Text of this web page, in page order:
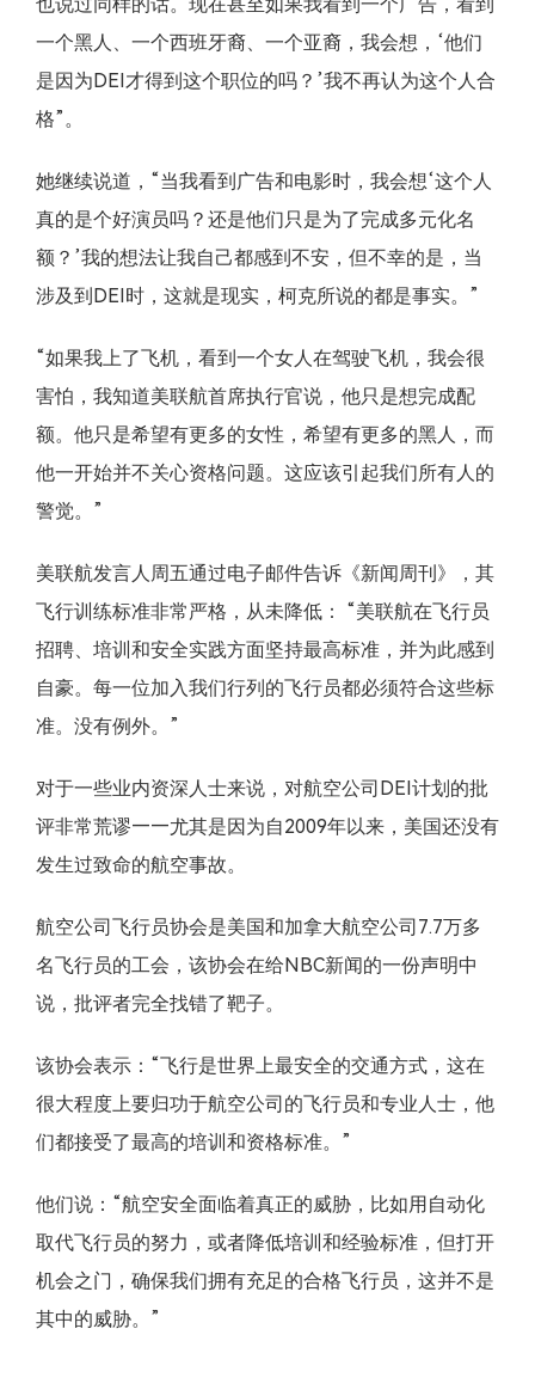
一个黑人、一个西班牙裔、一个亚裔，我会想，‘他们
是因为DEI才得到这个职位的吗？’我不再认为这个人合
格”。
她继续说道，“当我看到广告和电影时，我会想‘这个人
真的是个好演员吗？还是他们只是为了完成多元化名
额？’我的想法让我自己都感到不安，但不幸的是，当
涉及到DEI时，这就是现实，柯克所说的都是事实。”
“如果我上了飞机，看到一个女人在驾驶飞机，我会很
害怕，我知道美联航首席执行官说，他只是想完成配
额。他只是希望有更多的女性，希望有更多的黑人，而
他一开始并不关心资格问题。这应该引起我们所有人的
警觉。”
美联航发言人周五通过电子邮件告诉《新闻周刊》，其
飞行训练标准非常严格，从未降低： “美联航在飞行员
招聘、培训和安全实践方面坚持最高标准，并为此感到
自豪。每一位加入我们行列的飞行员都必须符合这些标
准。没有例外。”
对于一些业内资深人士来说，对航空公司DEI计划的批
评非常荒谬——尤其是因为自2009年以来，美国还没有
发生过致命的航空事故。
航空公司飞行员协会是美国和加拿大航空公司7.7万多
名飞行员的工会，该协会在给NBC新闻的一份声明中
说，批评者完全找错了靶子。
该协会表示：“飞行是世界上最安全的交通方式，这在
很大程度上要归功于航空公司的飞行员和专业人士，他
们都接受了最高的培训和资格标准。”
他们说：“航空安全面临着真正的威胁，比如用自动化
取代飞行员的努力，或者降低培训和经验标准，但打开
机会之门，确保我们拥有充足的合格飞行员，这并不是
其中的威胁。”